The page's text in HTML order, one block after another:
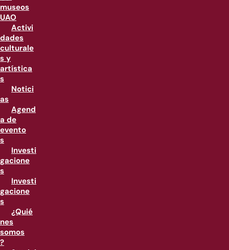
museos
UAO
Activi
dades
culturale
s y
artística
s
Notici
as
Agend
a de
evento
s
Investi
gacione
s
Investi
gacione
s
¿Quié
nes
somos
?